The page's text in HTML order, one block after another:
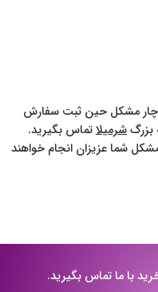
دچار مشکل حین ثبت سفارش
بزرگشرمیلاتماس بگیرید.
شما عزیزان انجام خواهند
با ما تماس بگیرید.